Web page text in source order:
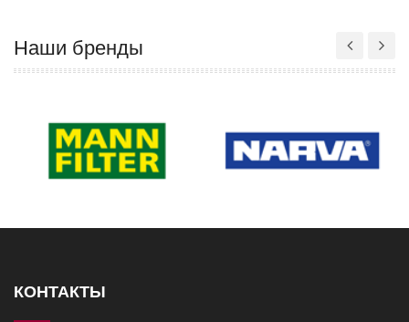
Наши бренды
КОНТАКТЫ